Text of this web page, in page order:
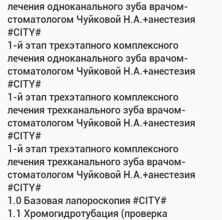
лечения одноканального зуба врачом-
стоматологом Чуйковой Н.А.+анестезия
#CITY#
1-й этап трехэтапного комплексного
лечения одноканального зуба врачом-
стоматологом Чуйковой Н.А.+анестезия
#CITY#
1-й этап трехэтапного комплексного
лечения трехканального зуба врачом-
стоматологом Чуйковой Н.А.+анестезия
#CITY#
1-й этап трехэтапного комплексного
лечения трехканального зуба врачом-
стоматологом Чуйковой Н.А.+анестезия
#CITY#
1.0 Базовая лапороскопия #CITY#
1.1 Хромогидротубация (проверка